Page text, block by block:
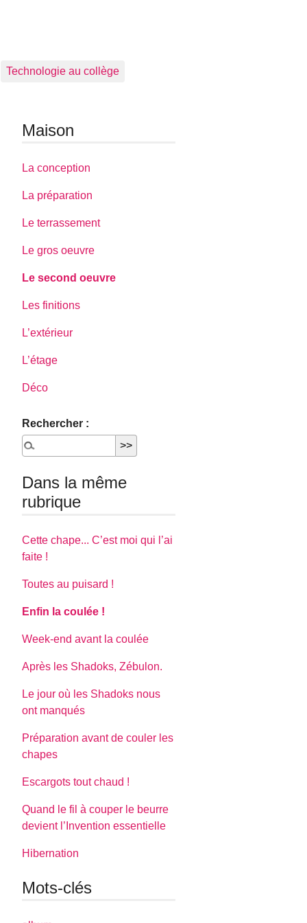
Technologie au collège
Maison
La conception
La préparation
Le terrassement
Le gros oeuvre
Le second oeuvre
Les finitions
L’extérieur
L’étage
Déco
Rechercher :
Dans la même
rubrique
Cette chape... C’est moi qui l’ai
faite !
Toutes au puisard !
Enfin la coulée !
Week-end avant la coulée
Après les Shadoks, Zébulon.
Le jour où les Shadoks nous
ont manqués
Préparation avant de couler les
chapes
Escargots tout chaud !
Quand le fil à couper le beurre
devient l’Invention essentielle
Hibernation
Mots-clés